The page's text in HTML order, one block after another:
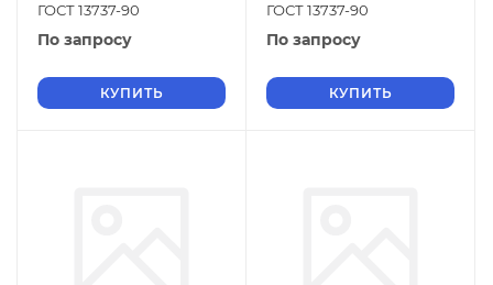
ГОСТ 13737-90
По запросу
КУПИТЬ
ГОСТ 13737-90
По запросу
КУПИТЬ